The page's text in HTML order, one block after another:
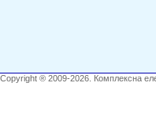
Copyright ® 2009-2026. Комплексна